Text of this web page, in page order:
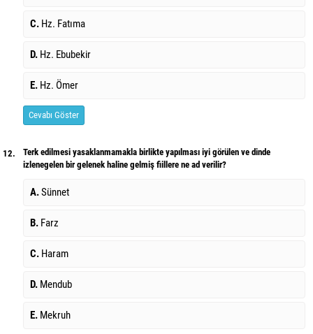
C. Hz. Fatıma
D. Hz. Ebubekir
E. Hz. Ömer
Cevabı Göster
12.
Terk edilmesi yasaklanmamakla birlikte yapılması iyi görülen ve dinde
izlenegelen bir gelenek haline gelmiş fiillere ne ad verilir?
A.Sünnet
B. Farz
C. Haram
D. Mendub
E. Mekruh